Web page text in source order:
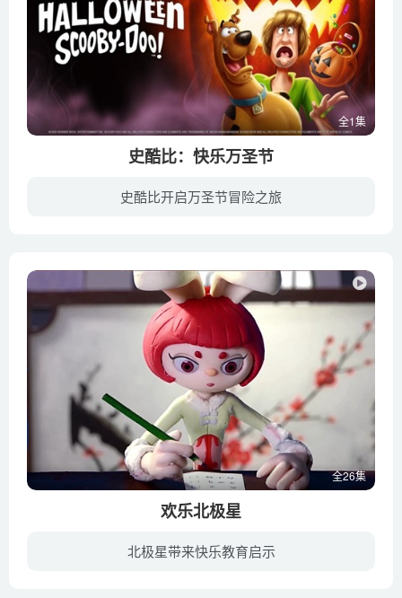
全1集
史酷比：快乐万圣节
史酷比开启万圣节冒险之旅
全26集
欢乐北极星
北极星带来快乐教育启示